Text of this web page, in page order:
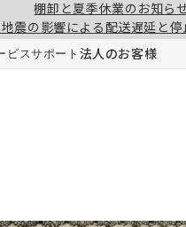
棚卸と夏季休業のお知ら
震の影響による配送遅延と停
ビスサポート 法人のお客様
一緒に購入する注意事項
形態安定加
チェーンウ